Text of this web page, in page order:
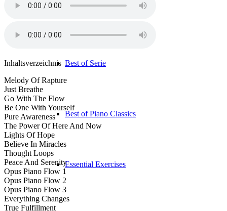
Best of Serie
Best of Piano Classics
Essential Exercises
Inhaltsverzeichnis
Melody Of Rapture
Just Breathe
Go With The Flow
Be One With Yourself
Pure Awareness
The Power Of Here And Now
Lights Of Hope
Believe In Miracles
Thought Loops
Peace And Serenity
Opus Piano Flow 1
Opus Piano Flow 2
Opus Piano Flow 3
Everything Changes
True Fulfillment